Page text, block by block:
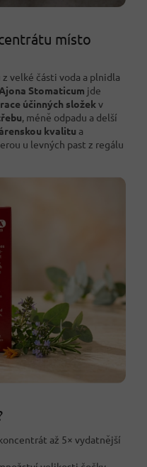
místo
velké části voda a plnidla
Ajona Stomaticum jde
účinných složekv
, méně odpadu a delší
kvalitu a
u levných past z regálu
až 5× vydatnější